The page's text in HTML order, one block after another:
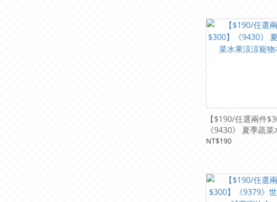
【$190/任選兩件
《9430》 夏季蔬菜
涼涼寵物衣
NT$190